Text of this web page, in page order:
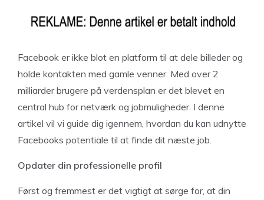
Facebook er ikke blot en platform til at dele billeder og
holde kontakten med gamle venner. Med over 2
milliarder brugere på verdensplan er det blevet en
central hub for netværk og jobmuligheder. I denne
artikel vil vi guide dig igennem, hvordan du kan udnytte
Facebooks potentiale til at finde dit næste job.
Opdater din professionelle profil
Først og fremmest er det vigtigt at sørge for, at din